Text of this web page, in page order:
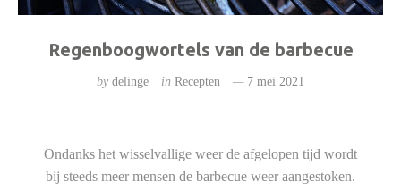
Regenboogwortels van de barbecue
by delinge in Recepten 7 mei 2021
Ondanks het wisselvallige weer de afgelopen tijd wordt
bij steeds meer mensen de barbecue weer aangestoken.